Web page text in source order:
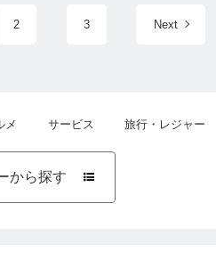
2 3 Next
メ サービス 旅行・レジャー
から探す 